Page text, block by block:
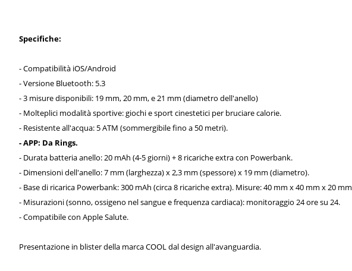
Specifiche:
- Compatibilità iOS/Android
- Versione Bluetooth: 5.3
- 3 misure disponibili: 19 mm, 20 mm, e 21 mm (diametro dell'anello)
- Molteplici modalità sportive: giochi e sport cinestetici per bruciare calorie.
- Resistente all'acqua: 5 ATM (sommergibile fino a 50 metri).
- APP: Da Rings.
- Durata batteria anello: 20 mAh (4-5 giorni) + 8 ricariche extra con Powerbank.
- Dimensioni dell'anello: 7 mm (larghezza) x 2,3 mm (spessore) x 19 mm (diametro).
- Base di ricarica Powerbank: 300 mAh (circa 8 ricariche extra). Misure: 40 mm x 40 mm x 20 mm
- Misurazioni (sonno, ossigeno nel sangue e frequenza cardiaca): monitoraggio 24 ore su 24.
- Compatibile con Apple Salute.
Presentazione in blister della marca COOL dal design all'avanguardia.